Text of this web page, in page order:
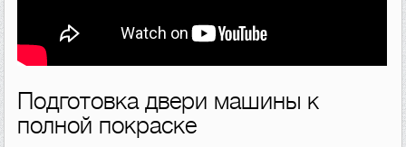
Подготовка двери машины к
полной покраске